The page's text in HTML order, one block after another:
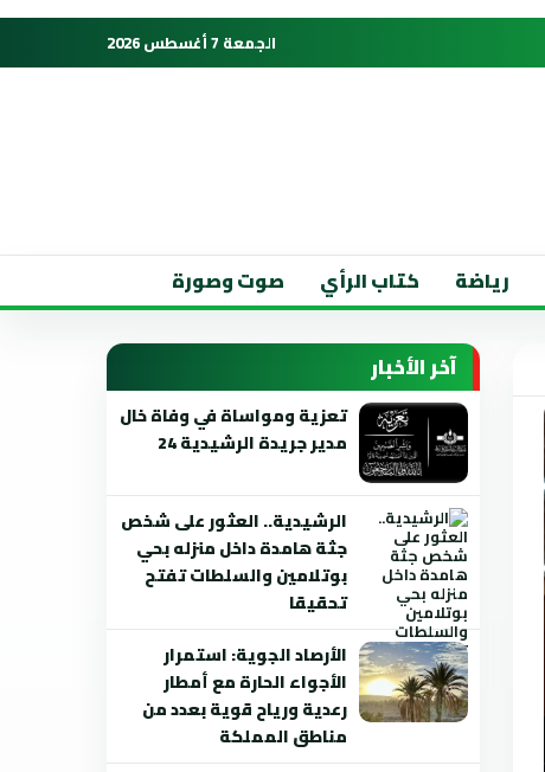
الجمعة 7 أغسطس 2026
رياضة كتاب الرأي صوت وصورة
آخر الأخبار
تعزية ومواساة في وفاة خال
مدير جريدة الرشيدية 24
الرشيدية.. العثور على شخص
جثة هامدة داخل منزله بحي
بوتلامين والسلطات تفتح
تحقيقا
الأرصاد الجوية: استمرار
الأجواء الحارة مع أمطار
رعدية ورياح قوية بعدد من
مناطق المملكة